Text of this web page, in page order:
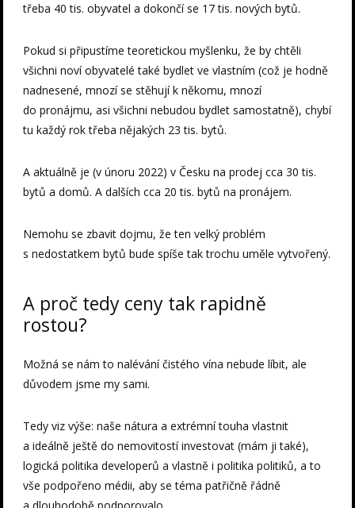
třeba 40 tis. obyvatel a dokončí se 17 tis. nových bytů.
Pokud si připustíme teoretickou myšlenku, že by chtěli
všichni noví obyvatelé také bydlet ve vlastním (což je hodně
nadnesené, mnozí se stěhují k někomu, mnozí
do pronájmu, asi všichni nebudou bydlet samostatně), chybí
tu každý rok třeba nějakých 23 tis. bytů.
A aktuálně je (v únoru 2022) v Česku na prodej cca 30 tis.
bytů a domů. A dalších cca 20 tis. bytů na pronájem.
Nemohu se zbavit dojmu, že ten velký problém
s nedostatkem bytů bude spíše tak trochu uměle vytvořený.
A proč tedy ceny tak rapidně
rostou?
Možná se nám to nalévání čistého vína nebude líbit, ale
důvodem jsme my sami.
Tedy viz výše: naše nátura a extrémní touha vlastnit
a ideálně ještě do nemovitostí investovat (mám ji také),
logická politika developerů a vlastně i politika politiků, a to
vše podpořeno médii, aby se téma patřičně řádně